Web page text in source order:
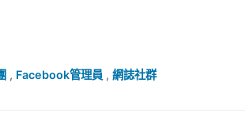
, Facebook管理員 , 網誌社群